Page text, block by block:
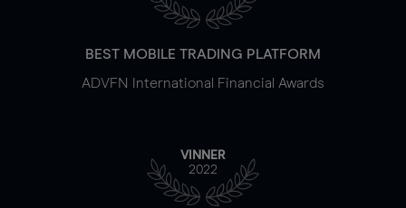
BEST MOBILE TRADING PLATFORM
ADVFN International Financial Awards
VINNER
2022